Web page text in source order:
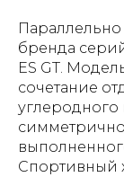
бренда
ES GT.
сочетание
Спортивный